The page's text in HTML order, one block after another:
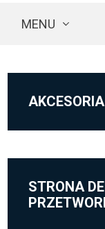
MENU
STRONA